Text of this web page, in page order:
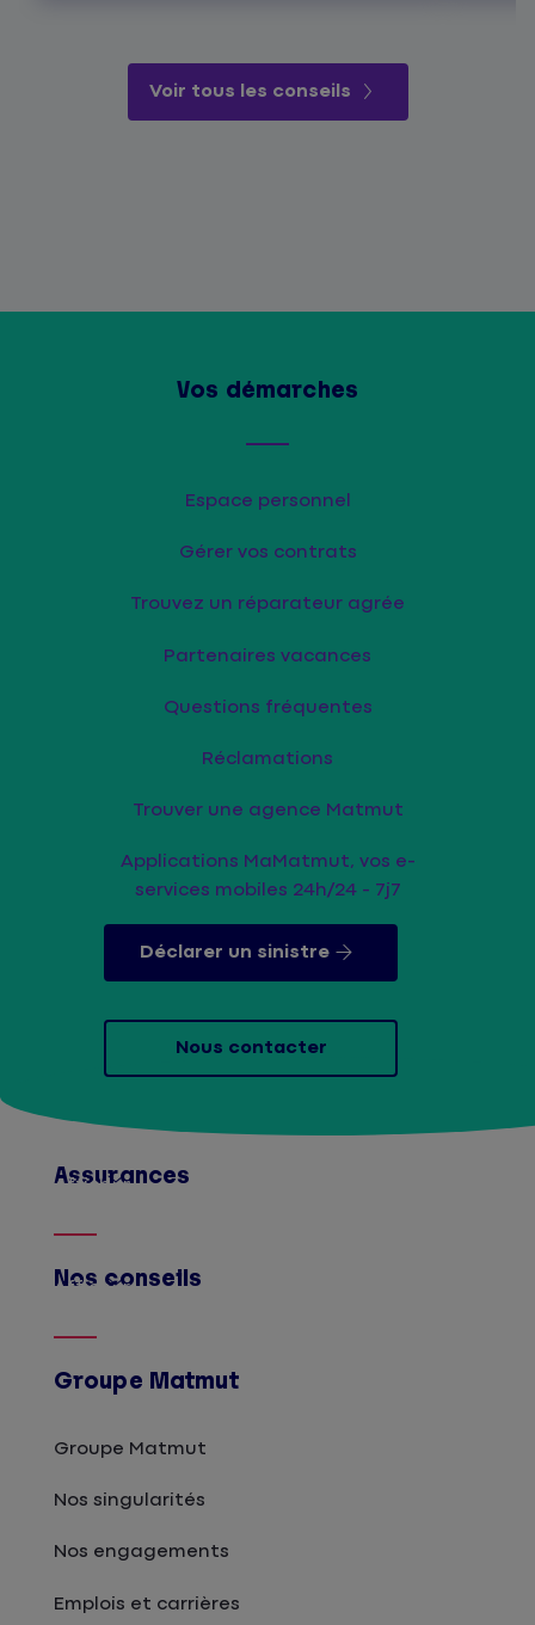
Voir tous les conseils
Vos démarches
Espace personnel
Gérer vos contrats
Trouvez un réparateur agrée
Partenaires vacances
Questions fréquentes
Réclamations
Trouver une agence Matmut
Applications MaMatmut, vos e-
services mobiles 24h/24 - 7j7
Déclarer un sinistre
Nous contacter
Assurances
Afficher
Nos conseils
Afficher
Groupe Matmut
Groupe Matmut
Nos singularités
Nos engagements
Emplois et carrières